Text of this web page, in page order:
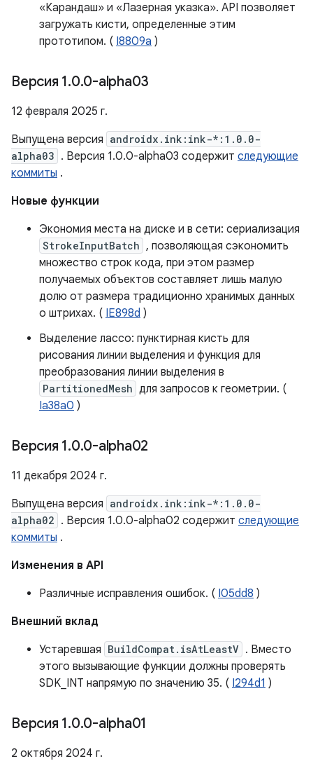
«Карандаш» и «Лазерная указка». API позволяет
загружать кисти, определенные этим
прототипом. ( I8809a )
Версия 1.0.0-alpha03
12 февраля 2025 г.
Выпущена версия androidx.ink:ink-*:1.0.0-
alpha03 . Версия 1.0.0-alpha03 содержит следующие
коммиты .
Новые функции
Экономия места на диске и в сети: сериализация
StrokeInputBatch , позволяющая сэкономить
множество строк кода, при этом размер
получаемых объектов составляет лишь малую
долю от размера традиционно хранимых данных
о штрихах. ( IE898d )
Выделение лассо: пунктирная кисть для
рисования линии выделения и функция для
преобразования линии выделения в
PartitionedMesh для запросов к геометрии. (
Ia38a0 )
Версия 1.0.0-alpha02
11 декабря 2024 г.
Выпущена версия androidx.ink:ink-*:1.0.0-
alpha02 . Версия 1.0.0-alpha02 содержит следующие
коммиты .
Изменения в API
Различные исправления ошибок. ( I05dd8 )
Внешний вклад
Устаревшая BuildCompat.isAtLeastV . Вместо
этого вызывающие функции должны проверять
SDK_INT напрямую по значению 35. ( I294d1 )
Версия 1.0.0-alpha01
2 октября 2024 г.